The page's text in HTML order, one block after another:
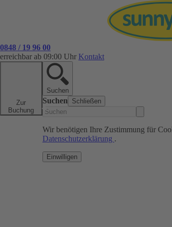
0848 / 19 96 00
erreichbar ab 09:00 Uhr Kontakt
Zur
Buchung
Suchen
Suchen Schließen
Wir benötigen Ihre Zustimmung für
Datenschutzerklärung .
Einwilligen